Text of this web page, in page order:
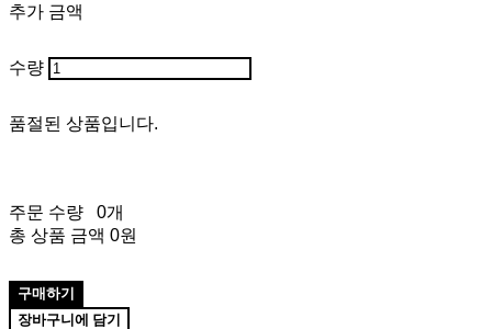
추가 금액
수량
품절된 상품입니다.
주문 수량
0개
총 상품 금액 0원
구매하기
장바구니에 담기